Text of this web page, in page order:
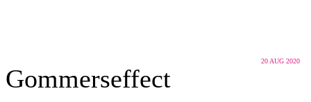
20 AUG 2020
Gommerseffect